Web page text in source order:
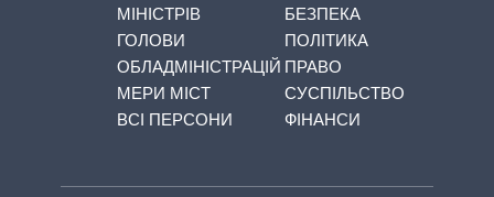
МІНІСТРІВ
ГОЛОВИ
ОБЛАДМІНІСТРАЦІЙ
МЕРИ МІСТ
ВСІ ПЕРСОНИ
БЕЗПЕКА
ПОЛІТИКА
ПРАВО
СУСПІЛЬСТВО
ФІНАНСИ